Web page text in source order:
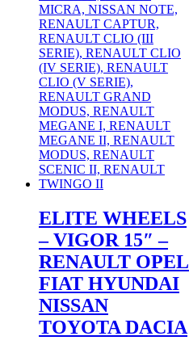
ELITE WHEELS
– VIGOR 15″ –
RENAULT OPEL
FIAT HYUNDAI
NISSAN
TOYOTA DACIA